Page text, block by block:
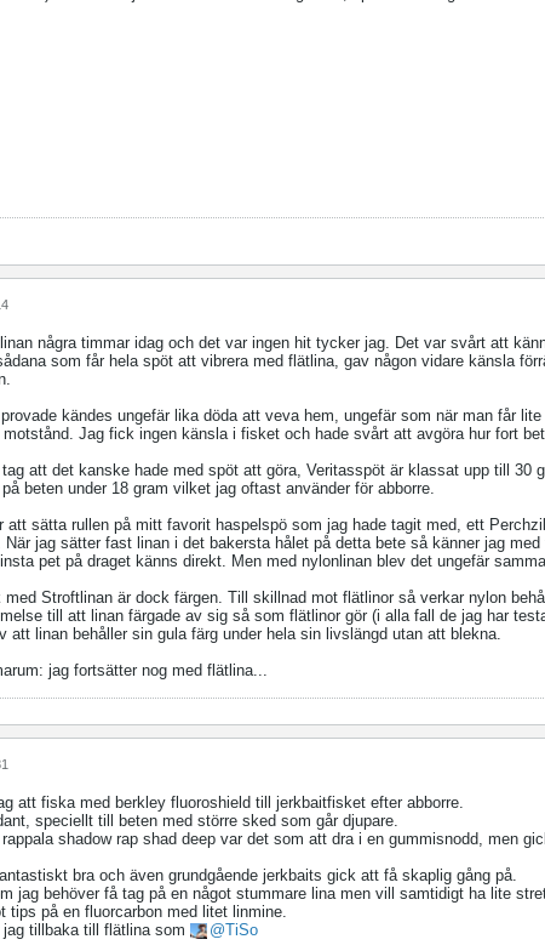
några timmar idag och det var ingen hit tycker jag. Det var svårt att
som får hela spöt att vibrera med flätlina, gav någon vidare känsla
kändes ungefär lika döda att veva hem, ungefär som när man får
Jag fick ingen känsla i fisket och hade svårt att avgöra hur fort
att det kanske hade med spöt att göra, Veritasspöt är klassat upp till 30
på beten under 18 gram vilket jag oftast använder för abborre.
att sätta rullen på mitt favorit haspelspö som jag hade tagit med, ett
jag sätter fast linan i det bakersta hålet på detta bete så känner jag
pet på draget känns direkt. Men med nylonlinan blev det ungefär
med Stroftlinan är dock färgen. Till skillnad mot flätlinor så verkar nylon
till att linan färgade av sig så som flätlinor gör (i alla fall de jag har
att linan behåller sin gula färg under hela sin livslängd utan att blekna.
jag fortsätter nog med flätlina...
att fiska med berkley fluoroshield till jerkbaitfisket efter abborre.
speciellt till beten med större sked som går djupare.
shadow rap shad deep var det som att dra i en gummisnodd, men
bra och även grundgående jerkbaits gick att få skaplig gång på.
jag behöver få tag på en något stummare lina men vill samtidigt ha lite
tips på en fluorcarbon med litet linmine.
tillbaka till flätlina som
TiSo